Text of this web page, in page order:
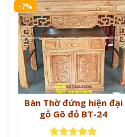
-7%
Bàn Thờ đứng hiện đại
gỗ Gõ đỏ BT-24